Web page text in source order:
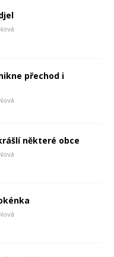
přechod i
některé obce